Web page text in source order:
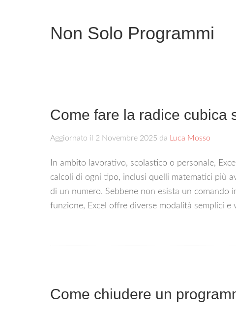
Non Solo Programmi
Come fare la radice cubica
Aggiornato il 2 Novembre 2025 da Luca Mosso
In ambito lavorativo, scolastico o personale,
calcoli di ogni tipo, inclusi quelli matematici più
di un numero. Sebbene non esista un comando
funzione, Excel offre diverse modalità semplici e
Come chiudere un